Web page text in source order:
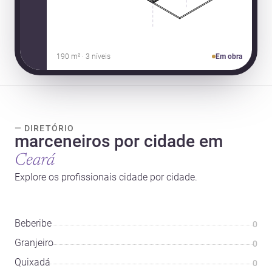
190 m² · 3 níveis Em obra
— DIRETÓRIO
marceneiros por cidade em
Ceará
Explore os profissionais cidade por cidade.
Beberibe 0
Granjeiro 0
Quixadá 0